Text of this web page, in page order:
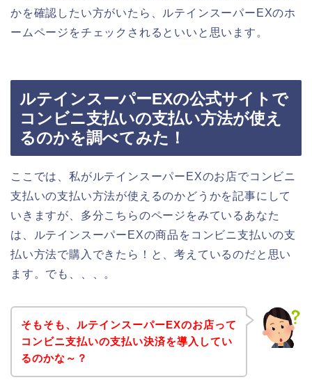
かを確認したい方がいたら、ルテインスーパーEXのホ
ームページをチェックされるといいと思います。
ルテインスーパーEXの公式サイトで
コンビニ支払いの支払い方法が使え
るのかを調べてみた！
ここでは、私がルテインスーパーEXのお店でコンビニ
支払いの支払い方法が使えるのかどうかを記事にして
いきますが、多分こちらのページをみているあなた
は、ルテインスーパーEXの商品をコンビニ支払いの支
払い方法で購入できたら！と、考えているのだと思い
ます。でも、、、。
そもそも、ルテインスーパーEXのお店って
コンビニ支払いの支払い決済を導入してい
るのかな～？